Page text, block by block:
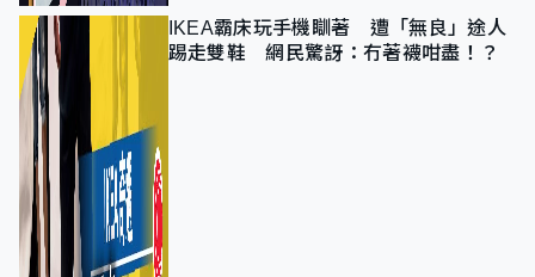
IKEA霸床玩手機瞓著 遭「無良」途人
踢走雙鞋 網民驚訝：冇著襪咁盡！？